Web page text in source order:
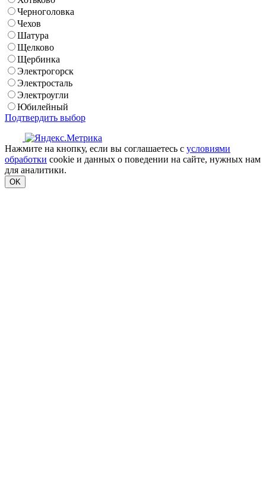
Черноголовка
Чехов
Шатура
Щелково
Щербинка
Электрогорск
Электросталь
Электроугли
Юбилейный
Подтвердить выбор
Нажмите на кнопку, если вы соглашаетесь с условиями
обработки cookie и данных о поведении на сайте, нужных нам
для аналитики.
OK